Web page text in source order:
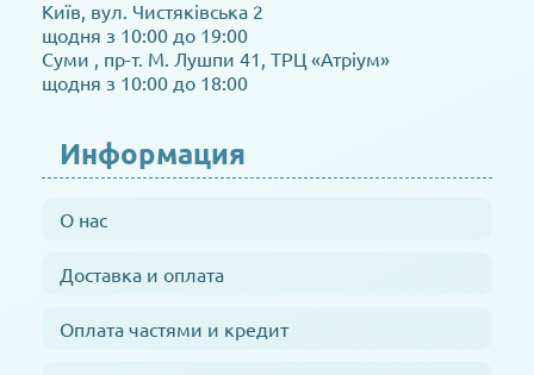
Київ, вул. Чистяківська 2
щодня з 10:00 до 19:00
Суми , пр-т. М. Лушпи 41, ТРЦ «Атріум»
щодня з 10:00 до 18:00
Информация
О нас
Доставка и оплата
Оплата частями и кредит